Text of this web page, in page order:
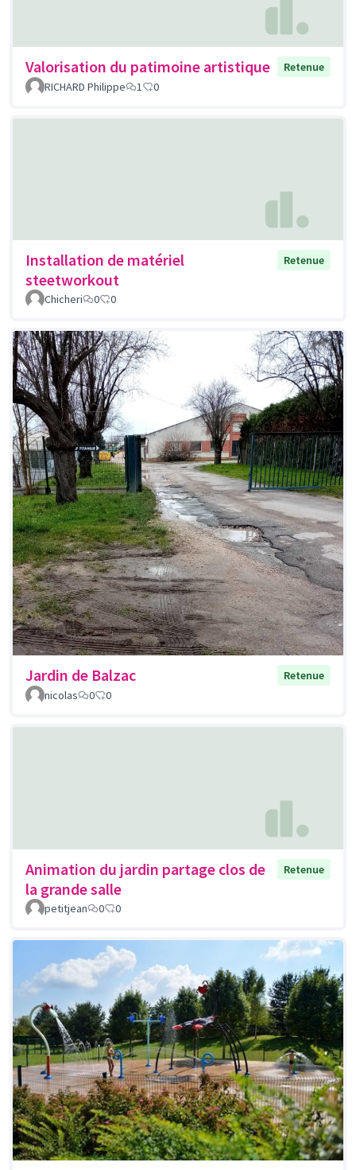
Valorisation du patimoine artistique
Retenue
RICHARD Philippe
1 0
Installation de matériel
steetworkout
Retenue
Chicheri 0 0
Jardin de Balzac
Retenue
nicolas
0 0
Animation du jardin partage clos de
la grande salle
Retenue
petitjean 0 0